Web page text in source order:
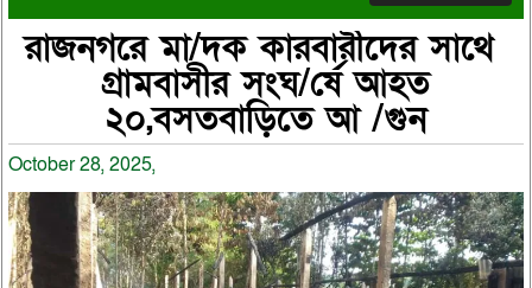
রাজনগরে মা/দক কারবারীদের সাথে
গ্রামবাসীর সংঘ/র্ষে আহত
২০,বসতবাড়িতে আ /গুন
October 28, 2025,